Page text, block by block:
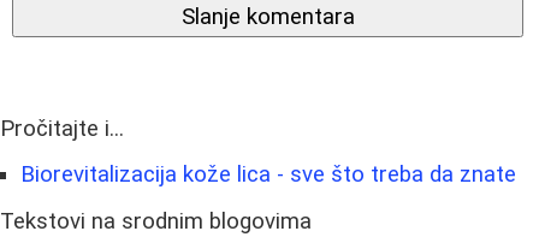
Slanje komentara
Pročitajte i...
Biorevitalizacija kože lica - sve što treba da znate
Tekstovi na srodnim blogovima